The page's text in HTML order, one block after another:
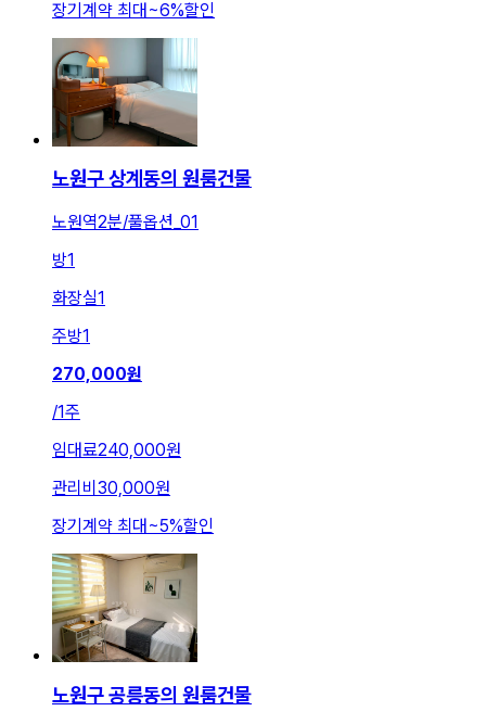
장기계약 최대~6%할인
노원구 상계동의 원룸건물
노원역2분/풀옵션_01
방1
화장실1
주방1
270,000원
/1주
임대료240,000원
관리비 30,000원
장기계약 최대~5%할인
노원구 공릉동의 원룸건물